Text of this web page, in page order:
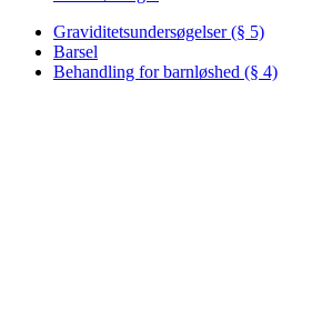
Graviditetsundersøgelser (§ 5)
Barsel
Behandling for barnløshed (§ 4)